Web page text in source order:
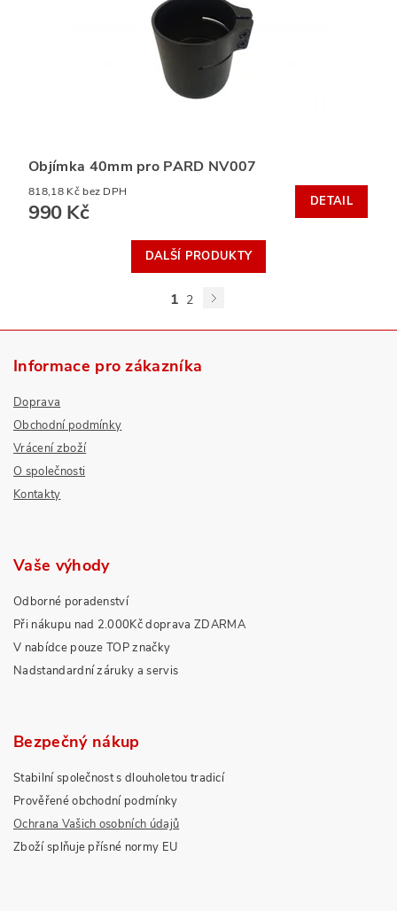
Objímka 40mm pro PARD NV007
818,18 Kč bez DPH
990 Kč DETAIL
DALŠÍ PRODUKTY
1 2
Informace pro zákazníka
Doprava
Obchodní podmínky
Vrácení zboží
O společnosti
Kontakty
Vaše výhody
Odborné poradenství
Při nákupu nad 2.000Kč doprava ZDARMA
V nabídce pouze TOP značky
Nadstandardní záruky a servis
Bezpečný nákup
Stabilní společnost s dlouholetou tradicí
Prověřené obchodní podmínky
Ochrana Vašich osobních údajů
Zboží splňuje přísné normy EU